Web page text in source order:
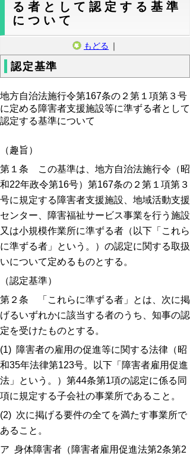
る者として認定する基準
について
もどる ｜
認定基準
地方自治法施行令第167条の２第１項第３号
に定める障害者支援施設等に準ずる者として
認定する基準について
（趣旨）
第１条 この基準は、地方自治法施行令（昭
和22年政令第16号）第167条の２第１項第３
号に規定する障害者支援施設、地域活動支援
センター、障害福祉サービス事業を行う施設
又は小規模作業所に準ずる者（以下「これら
に準ずる者」という。）の認定に関する取扱
いについて定めるものとする。
（認定基準）
第２条 「これらに準ずる者」とは、次に掲
げるいずれかに該当する者のうち、知事の認
定を受けたものとする。
(1) 障害者の雇用の促進等に関する法律（昭
和35年法律第123号。以下「障害者雇用促進
法」という。）第44条第1項の認定に係る同
項に規定する子会社の事業所であること。
(2) 次に掲げる要件の全てを満たす事業所で
あること。
ア 身体障害者（障害者雇用促進法第2条第2